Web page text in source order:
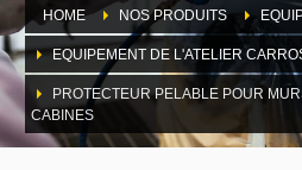
HOME NOS PRODUITS
EQUIPEMENT DE L'ATELIER
PROTECTEUR PELABLE POUR
CABINES